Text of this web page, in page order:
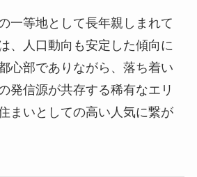
一等地として長年親しまれて
、人口動向も安定した傾向に
心部でありながら、落ち着い
発信源が共存する稀有なエリ
まいとしての高い人気に繋が